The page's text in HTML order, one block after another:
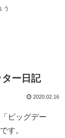
う
ー日記
2020.02.16
ビッグデー
す。